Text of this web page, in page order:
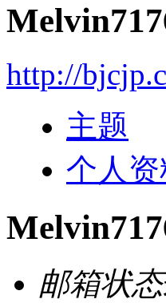
http://
主题
个人资
邮箱状态